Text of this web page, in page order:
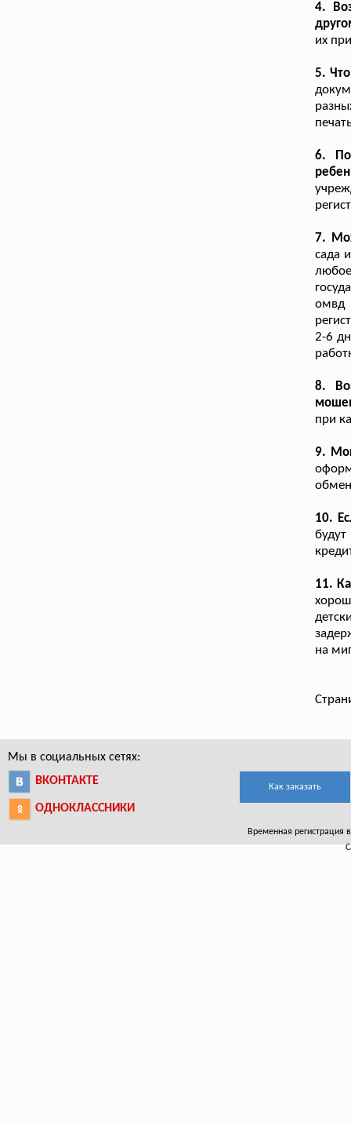
4.
их
5.
6.
7.
сада
омвд
2-6
8.
при
9.
10.
11.
на
Мы в социальных сетях:
ВКОНТАКТЕ
ОДНОКЛАССНИКИ
Как заказать
Временная регистрация